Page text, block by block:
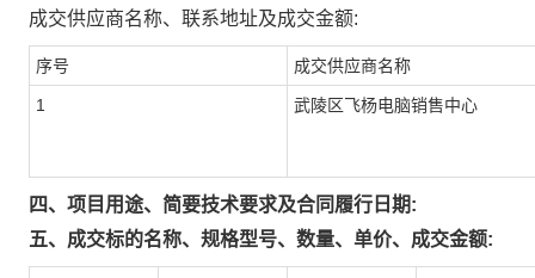
成交供应商名称、联系地址及成交金额:
序号 成交供应商名称
1 武陵区飞杨电脑销售中心
四、项目用途、简要技术要求及合同履行日期:
五、成交标的名称、规格型号、数量、单价、成交金额: